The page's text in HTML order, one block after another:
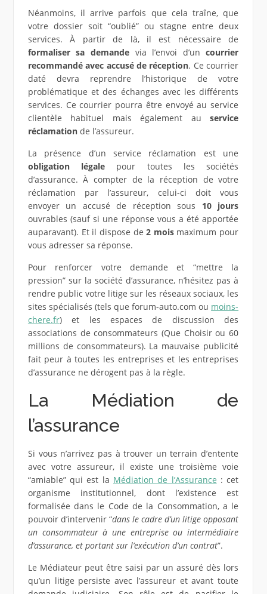
Néanmoins, il arrive parfois que cela traîne, que
votre dossier soit “oublié” ou stagne entre deux
services. À partir de là, il est nécessaire de
formaliser sa demandevia l’envoi d’uncourrier
recommandé avec accusé de réception. Ce courrier
daté devra reprendre l’historique de votre
problématique et des échanges avec les différents
services. Ce courrier pourra être envoyé au service
clientèle habituel mais également auservice
réclamationde l’assureur.
La présence d’un service réclamation est une
obligation légale pour toutes les sociétés
d’assurance. À compter de la réception de votre
réclamation par l’assureur, celui-ci doit vous
envoyer un accusé de réception sous 10 jours
ouvrables (sauf si une réponse vous a été apportée
auparavant). Et il dispose de2 moismaximum pour
vous adresser sa réponse.
Pour renforcer votre demande et “mettre la
pression” sur la société d’assurance, n’hésitez pas à
rendre public votre litige sur les réseaux sociaux, les
sites spécialisés (tels que forum-auto.com ou moins-
chere.fr) et les espaces de discussion des
associations de consommateurs (Que Choisir ou 60
millions de consommateurs). La mauvaise publicité
fait peur à toutes les entreprises et les entreprises
d’assurance ne dérogent pas à la règle.
La Médiation de
l’assurance
Si vous n’arrivez pas à trouver un terrain d’entente
avec votre assureur, il existe une troisième voie
“amiable” qui est la Médiation de l’Assurance : cet
organisme institutionnel, dont l’existence est
formalisée dans le Code de la Consommation, a le
pouvoir d’intervenir “dans le cadre d’un litige opposant
un consommateur à une entreprise ou intermédiaire
d’assurance, et portant sur l’exécution d’un contrat”.
Le Médiateur peut être saisi par un assuré dès lors
qu’un litige persiste avec l’assureur et avant toute